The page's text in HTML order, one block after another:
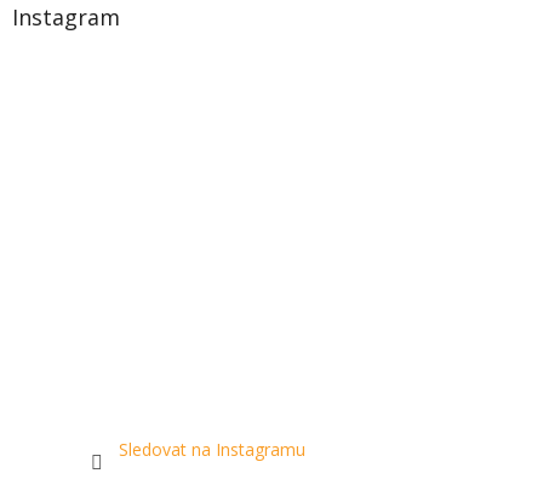
Instagram
Sledovat na Instagramu